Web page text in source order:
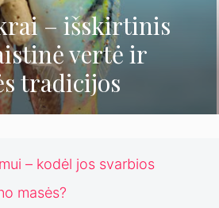
– išskirtinis
vertė ir
tradicijos